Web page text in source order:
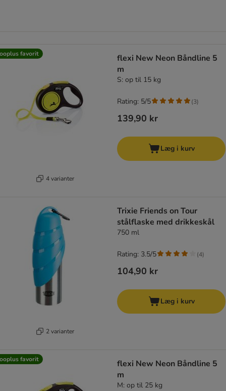
favorit
4 varianter
flexi New Neon Båndline 5
m
S: op til 15 kg
139,90 kr
Rating: 5/5 (3)
Læg i kurv
2 varianter
Trixie Friends on Tour
stålflaske med drikkeskål
750 ml
104,90 kr
Rating: 3.5/5 (4)
Læg i kurv
favorit
flexi New Neon Båndline 5
m
M: op til 25 kg